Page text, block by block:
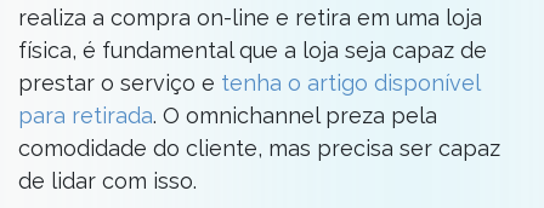
realiza a compra on-line e retira em uma loja
física, é fundamental que a loja seja capaz de
prestar o serviço e tenha o artigo disponível
para retirada. O omnichannel preza pela
comodidade do cliente, mas precisa ser capaz
de lidar com isso.